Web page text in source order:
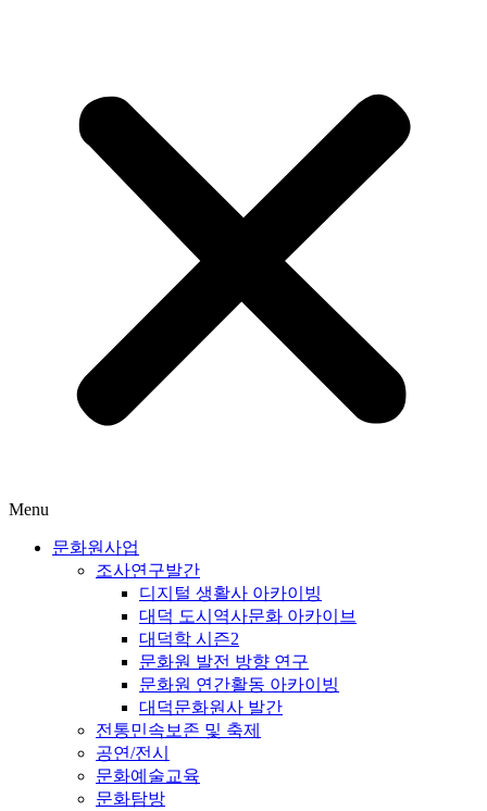
Menu
문화원사업
조사연구발간
디지털 생활사 아카이빙
대덕 도시역사문화 아카이브
대덕학 시즌2
문화원 발전 방향 연구
문화원 연간활동 아카이빙
대덕문화원사 발간
전통민속보존 및 축제
공연/전시
문화예술교육
문화탐방